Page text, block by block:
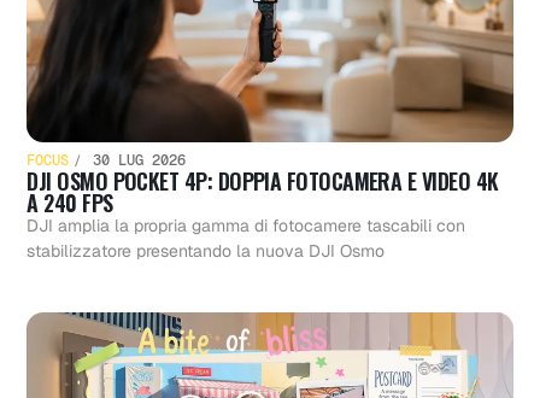
FOCUS 30 LUG 2026
DJI OSMO POCKET 4P: DOPPIA FOTOCAMERA E VIDEO 4K
A 240 FPS
DJI amplia la propria gamma di fotocamere tascabili con
stabilizzatore presentando la nuova DJI Osmo